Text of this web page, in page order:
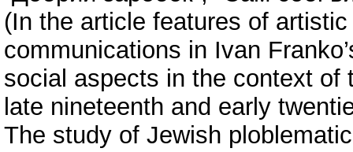
(In the article features of
communications in Ivan
social aspects in the context
late nineteenth and early
The study of Jewish